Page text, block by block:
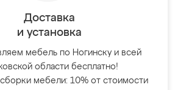
Доставка
и установка
мебель по Ногинску и всей
области бесплатно!
мебели: 10% от стоимости